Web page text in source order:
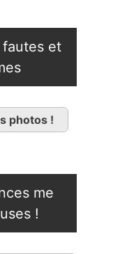
et
photos !
me
!